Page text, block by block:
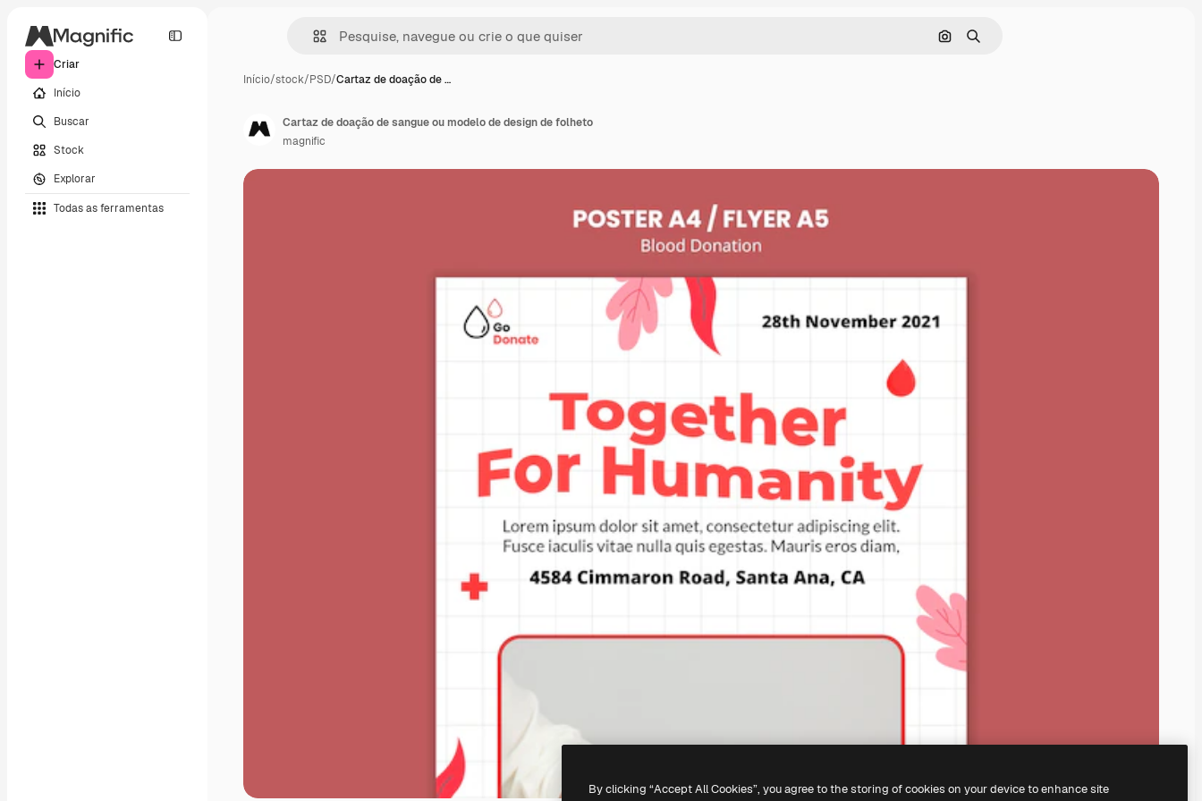
Criar
Início
Buscar
Stock
Explorar
Todas as ferramentas
Pesquisar por imagem
Buscar
Início/stock/PSD/Cartaz de doação de …
Cartaz de doação de sangue ou modelo de design de folheto
magnific
By clicking “Accept All Cookies”, you agree to the storing of cookies on your device to enhance site